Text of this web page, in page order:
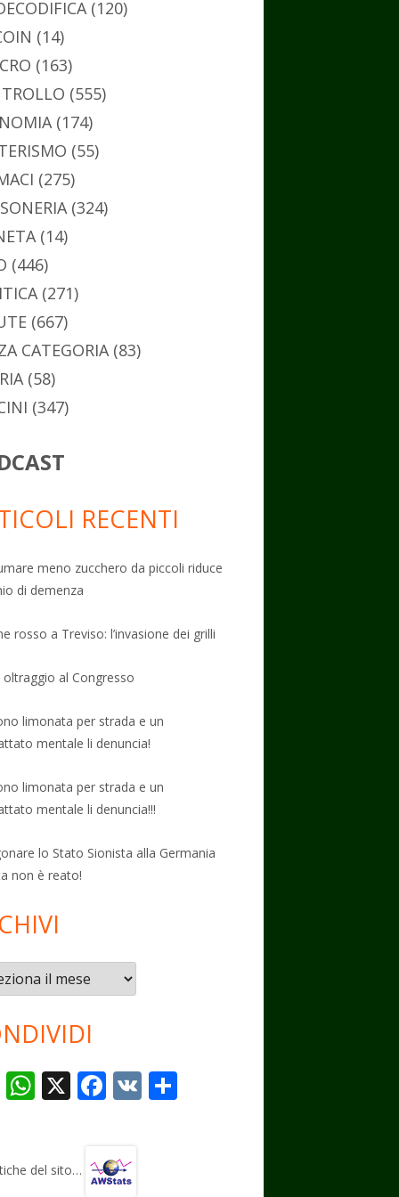
(120)
(14)
(163)
(555)
(174)
(55)
(275)
(324)
(14)
(446)
(271)
(667)
CATEGORIA(83)
(58)
(347)
RECENTI
meno zucchero da piccoli riduce
di demenza
rosso a Treviso: l’invasione dei grilli
oltraggio al Congresso
limonata per strada e un
mentale li denuncia!
limonata per strada e un
mentale li denuncia!!!
lo Stato Sionista alla Germania
non è reato!
T
gr
W
s
X F
b
V
del sito…